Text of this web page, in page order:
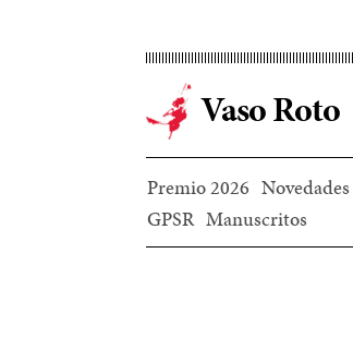
contenido
principalVaso Roto
Premio 2026 Novedades
GPSR Manuscritos